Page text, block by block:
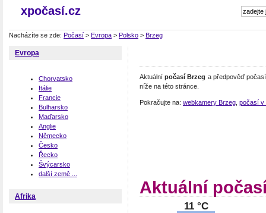
xpočasí.cz
Nacházíte se zde: Počasí > Evropa > Polsko > Brzeg
Evropa
Chorvatsko
Itálie
Francie
Bulharsko
Maďarsko
Anglie
Německo
Česko
Řecko
Švýcarsko
další země ...
Afrika
Aktuálnípočasí Brzeg a předpověď
níže na této stránce.
Pokračujte na: webkamery Brzeg počasí v
Aktuální
11 °C